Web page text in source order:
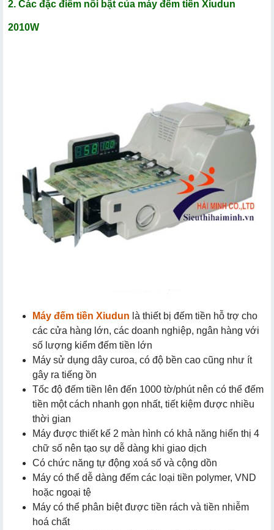
2. Các đặc điểm nổi bật của máy đếm tiền Xiudun
2010W
Máy đếm tiền Xiudun là thiết bị đếm tiền hỗ trợ cho
các cửa hàng lớn, các doanh nghiệp, ngân hàng với
số lượng kiểm đếm tiền lớn
Máy sử dụng dây curoa, có độ bền cao cũng như ít
gây ra tiếng ồn
Tốc độ đếm tiền lên đến 1000 tờ/phút nên có thể đếm
tiền một cách nhanh gọn nhất, tiết kiệm được nhiều
thời gian
Máy được thiết kế 2 màn hình có khả năng hiển thị 4
chữ số nên tạo sự dễ dàng khi giao dịch
Có chức năng tự động xoá số và cộng dồn
Máy có thể dễ dàng đếm các loại tiền polymer, VND
hoặc ngoại tệ
Máy có thể phân biệt được tiền rách và tiền nhiễm
hoá chất